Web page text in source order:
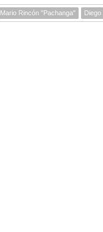
Mario Rincón "Pachanga" Diego